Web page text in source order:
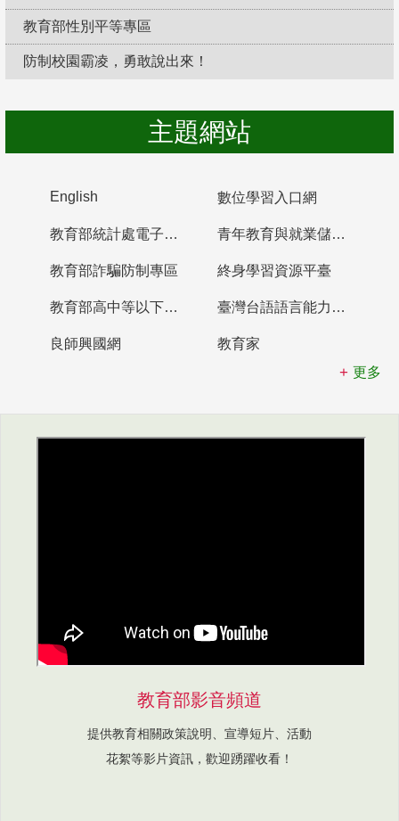
教育部性別平等專區
防制校園霸凌，勇敢說出來！
主題網站
English 數位學習入口網
教育部統計處電子書櫃 青年教育與就業儲蓄帳戶
教育部詐騙防制專區 終身學習資源平臺
教育部高中等以下學校及幼兒園教師資格檢定考試 臺灣台語語言能力認證網站
良師興國網
教育家
更多
教育部影音頻道
提供教育相關政策說明、宣導短片、活動
花絮等影片資訊，歡迎踴躍收看！